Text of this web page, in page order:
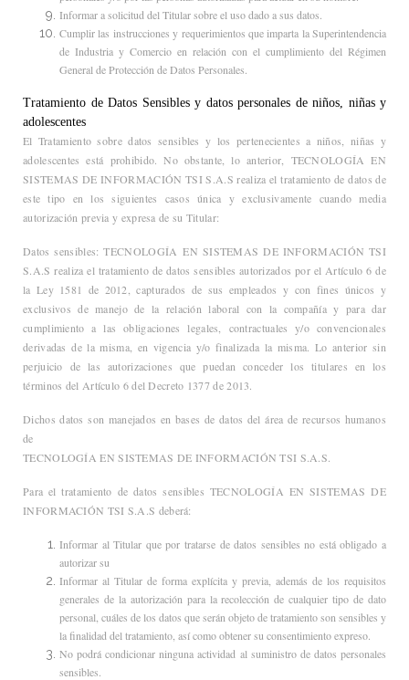
Informar a solicitud del Titular sobre el uso dado a sus datos.
Cumplir las instrucciones y requerimientos que imparta la Superintendencia
de Industria y Comercio en relación con el cumplimiento del Régimen
General de Protección de Datos Personales.
Tratamiento de Datos Sensibles y datos personales de niños, niñas y
adolescentes
El Tratamiento sobre datos sensibles y los pertenecientes a niños, niñas y
adolescentes está prohibido. No obstante, lo anterior, TECNOLOGÍA EN
SISTEMAS DE INFORMACIÓN TSI S.A.S realiza el tratamiento de datos de
este tipo en los siguientes casos única y exclusivamente cuando media
autorización previa y expresa de su Titular:
Datos sensibles: TECNOLOGÍA EN SISTEMAS DE INFORMACIÓN TSI
S.A.S realiza el tratamiento de datos sensibles autorizados por el Artículo 6 de
la Ley 1581 de 2012, capturados de sus empleados y con fines únicos y
exclusivos de manejo de la relación laboral con la compañía y para dar
cumplimiento a las obligaciones legales, contractuales y/o convencionales
derivadas de la misma, en vigencia y/o finalizada la misma. Lo anterior sin
perjuicio de las autorizaciones que puedan conceder los titulares en los
términos del Artículo 6 del Decreto 1377 de 2013.
Dichos datos son manejados en bases de datos del área de recursos humanos
de
TECNOLOGÍA EN SISTEMAS DE INFORMACIÓN TSI S.A.S.
Para el tratamiento de datos sensibles TECNOLOGÍA EN SISTEMAS DE
INFORMACIÓN TSI S.A.S deberá:
Informar al Titular que por tratarse de datos sensibles no está obligado a
autorizar su
Informar al Titular de forma explícita y previa, además de los requisitos
generales de la autorización para la recolección de cualquier tipo de dato
personal, cuáles de los datos que serán objeto de tratamiento son sensibles y
la finalidad del tratamiento, así como obtener su consentimiento expreso.
No podrá condicionar ninguna actividad al suministro de datos personales
sensibles.